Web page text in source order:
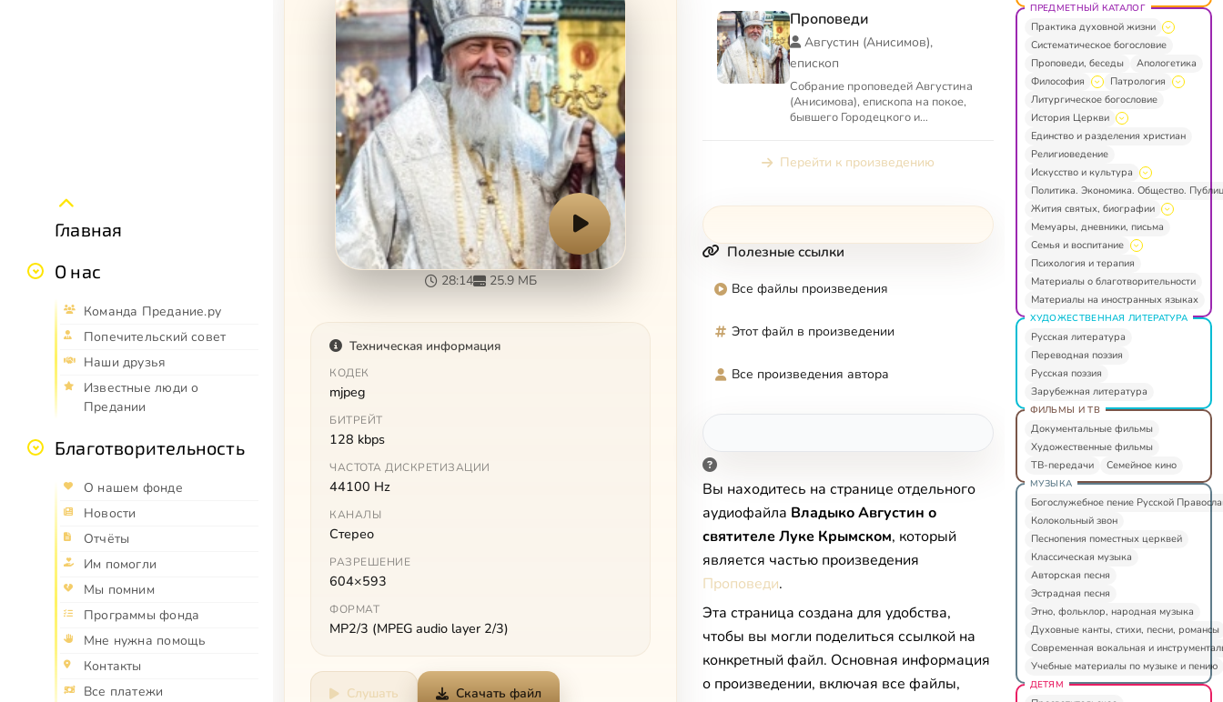
Главная
О нас
Команда Предание.ру
Попечительский совет
Наши друзья
Известные люди о
Предании
Благотворительность
О нашем фонде
Новости
Отчёты
Им помогли
Мы помним
Программы фонда
Мне нужна помощь
Контакты
Все платежи
28:14 25.9 МБ
Техническая информация
КОДЕК
mjpeg
БИТРЕЙТ
128 kbps
ЧАСТОТА ДИСКРЕТИЗАЦИИ
44100 Hz
КАНАЛЫ
Стерео
РАЗРЕШЕНИЕ
604×593
ФОРМАТ
MP2/3 (MPEG audio layer 2/3)
Слушать Скачать файл
Проповеди
Августин (Анисимов),
епископ
Собрание проповедей Августина
(Анисимова), епископа на покое,
бывшего Городецкого и
Перейти к произведению
Полезные ссылки
Все файлы произведения
Этот файл в произведении
Все произведения автора
Вы находитесь на странице отдельного
аудиофайла Владыко Августин о
святителе Луке Крымском, который
является частью произведения
Проповеди.
Эта страница создана для удобства,
чтобы вы могли поделиться ссылкой на
конкретный файл. Основная информация
о произведении, включая все файлы,
ПРЕДМЕТНЫЙ КАТАЛОГ
Практика духовной жизни
Систематическое богословие
Проповеди, беседы
Апологетика
Философия
Патрология
Литургическое богословие
История Церкви
Единство и разделения христиан
Религиоведение
Искусство и культура
Политика. Экономика. Общество.
Жития святых, биографии
Мемуары, дневники, письма
Семья и воспитание
Психология и терапия
Материалы о благотворительности
Материалы на иностранных языках
ХУДОЖЕСТВЕННАЯ ЛИТЕРАТУРА
Русская литература
Переводная поэзия
Русская поэзия
Зарубежная литература
ФИЛЬМЫ И ТВ
Документальные фильмы
Художественные фильмы
ТВ-передачи
Семейное кино
МУЗЫКА
Богослужебное пение Русской
Колокольный звон
Песнопения поместных церквей
Классическая музыка
Авторская песня
Эстрадная песня
Этно, фольклор, народная музыка
Духовные канты, стихи, песни, романсы
Современная вокальная и
Учебные материалы по музыке и пению
ДЕТЯМ